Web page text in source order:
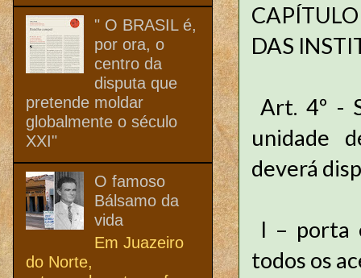
DAS
Art. 4º -
unidade
deverá
I – porta
todos os
" O BRASIL é,
por ora, o
centro da
disputa que
pretende moldar
globalmente o século
XXI"
O famoso
Bálsamo da
vida
Em Juazeiro
do Norte,